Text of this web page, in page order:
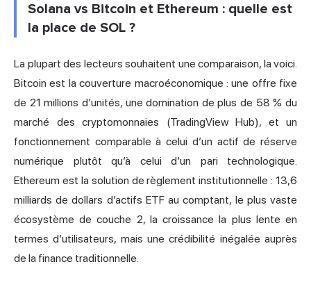
Solana vs Bitcoin et Ethereum : quelle est
la place de SOL ?
La plupart des lecteurs souhaitent une comparaison, la voici.
Bitcoin est la couverture macroéconomique : une offre fixe
de 21 millions d’unités, une domination de plus de 58 % du
marché des cryptomonnaies (TradingView Hub), et un
fonctionnement comparable à celui d’un actif de réserve
numérique plutôt qu’à celui d’un pari technologique.
Ethereum est la solution de règlement institutionnelle : 13,6
milliards de dollars d’actifs ETF au comptant, le plus vaste
écosystème de couche 2, la croissance la plus lente en
termes d’utilisateurs, mais une crédibilité inégalée auprès
de la finance traditionnelle.